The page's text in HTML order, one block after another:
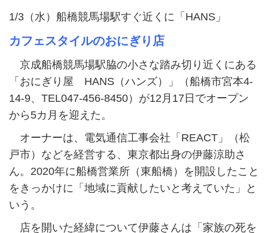
1/3（水）船橋競馬場駅すぐ近くに「HANS」
カフェスタイルのおにぎり店
京成船橋競馬場駅脇の小さな踏み切り近くにある
「おにぎり屋 HANS（ハンズ）」（船橋市宮本4-
14-9、TEL047-456-8450）が12月17日でオープン
から5カ月を迎えた。
オーナーは、電気通信工事会社「REACT」（松
戸市）などを経営する、東京都出身の伊藤涼助さ
ん。2020年に船橋営業所（東船橋）を開設したこと
をきっかけに「地域に貢献したいと考えていた」と
いう。
店を開いた経緯について伊藤さんは「家族の死を